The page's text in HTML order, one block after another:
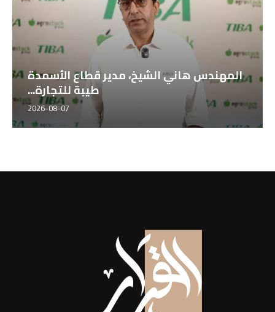
المهندس هاني الشيخ، مدير قطاع الأسمدة
طيبة للتجارة...
2026-08-07